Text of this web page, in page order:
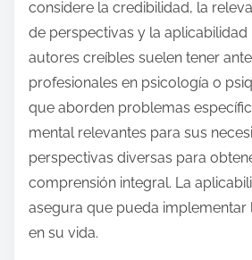
considere la credibilidad, la
de perspectivas y la aplicabilidad
autores creíbles suelen tener
profesionales en psicología o
que aborden problemas
mental relevantes para sus
perspectivas diversas para
comprensión integral. La
asegura que pueda implementar
en su vida.